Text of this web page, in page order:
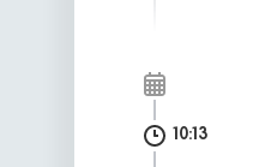
10:13